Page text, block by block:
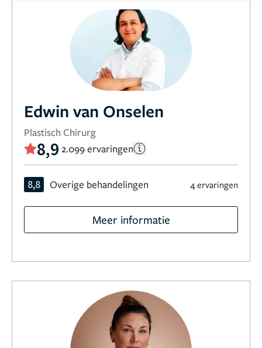
Edwin van Onselen
Plastisch Chirurg
8,9 2.099 ervaringen
8,8 Overige behandelingen 4 ervaringen
Meer informatie